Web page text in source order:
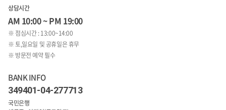
상담시간
AM 10:00 ~ PM 19:00
※ 점심시간 : 13:00~14:00
※ 토,일요일 및 공휴일은 휴무
※ 방문전 예약 필수
BANK INFO
349401-04-277713
국민은행